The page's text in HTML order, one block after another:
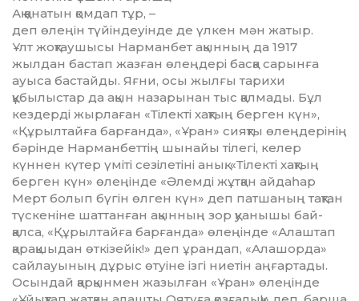
Ақ қанатын қомдап тұр, –
деп өлеңін түйіндеуінде де үлкен мән жатыр.
Ұлт жоқтаушысы Нарманбет ақынның да 1917
жылдан бастап жазған өлеңдері басқа са­­­рынға
ауыса бастайды. Яғни, осы жылғы та­­рихи
құбылыстар да ақын назарынан тыс қал­­мады. Бұл
кездерді жырлаған «Тілекті хақ­тың берген күн»,
«Құрылтайға барғанда», «Ұран» сияқты өлеңдерінің
бәрінде Нар­ман­беттің шынайы тілегі, келер
күннен күтер үмі­ті сезілетіні анық. «Тілекті хақтың
берген күн» өлеңінде «Әлемді жұтқан айдаһар
Мерт бо­лып бүгін өлген күн» деп патшаның тақтан
түс­кеніне шаттанған ақынның зор қуанышы бай­
қалса, «Құрылтайға барғанда» өлеңінде «Алаштап
қарақшыдан өткізейік!» деп ұран­дап, «Алашорда»
сайлауының дұрыс өтуіне ізгі ниетін аңғартады.
Осындай қарқынмен жазылған «Ұран» өлеңінде